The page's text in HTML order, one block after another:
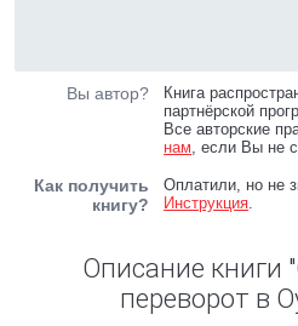
Вы автор?
Книга
партнёрской
Все авторские
нам, если Вы не
Как получить
книгу?
Оплатили, но не
Инструкция.
Описание книги
переворот в